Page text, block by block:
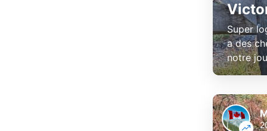
Super
a des
notre